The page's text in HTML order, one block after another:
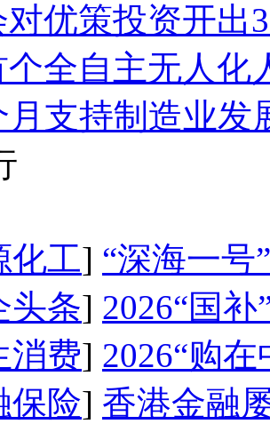
优策投资开出
个全自主无人化
月支持制造业发
化工] “深海一号
头条] 2026“国
消费] 2026“购
保险] 香港金融